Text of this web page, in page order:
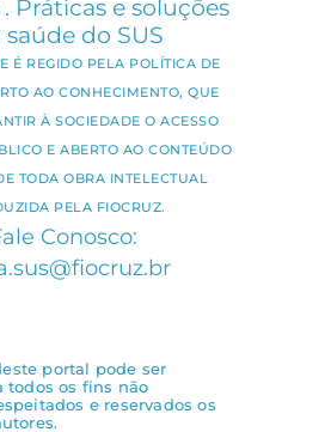
. Práticas e soluções
saúde do SUS
É REGIDO PELA POLÍTICA DE
AO CONHECIMENTO, QUE
À SOCIEDADE O ACESSO
E ABERTO AO CONTEÚDO
TODA OBRA INTELECTUAL
PELA FIOCRUZ.
Conosco:
portal pode ser
todos os fins não
e reservados os